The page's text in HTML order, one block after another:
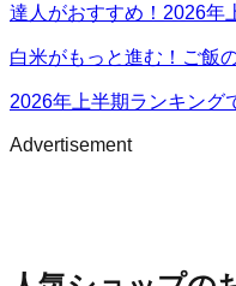
達人がおすすめ！2026年
白米がもっと進む！ご飯
2026年上半期ランキング
Advertisement